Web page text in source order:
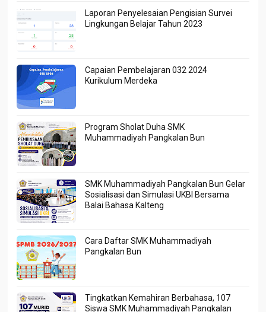
Laporan Penyelesaian Pengisian Survei
Lingkungan Belajar Tahun 2023
Capaian Pembelajaran 032 2024
Kurikulum Merdeka
Program Sholat Duha SMK
Muhammadiyah Pangkalan Bun
SMK Muhammadiyah Pangkalan Bun Gelar
Sosialisasi dan Simulasi UKBI Bersama
Balai Bahasa Kalteng
Cara Daftar SMK Muhammadiyah
Pangkalan Bun
Tingkatkan Kemahiran Berbahasa, 107
Siswa SMK Muhammadiyah Pangkalan